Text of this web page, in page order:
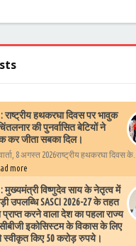
राष्ट्रीय हथकरघा दिवस पर भावुक
की पुनर्वासित बेटियों ने
कर जीता सबका दिल।
8 अगस्त 2026राष्ट्रीय हथकरघा दिवस के...
more
: मुख्यमंत्री विष्णुदेव साय के नेतृत्व में
उपलब्धि SASCI 2026-27 के तहत
प्राप्त करने वाला देश का पहला राज्य
इकोसिस्टम के विकास के लिए
स्वीकृत किए 50 करोड़ रुपये।